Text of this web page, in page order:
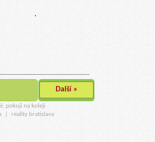
.
Další »
pokoji na koleji
reality bratislava